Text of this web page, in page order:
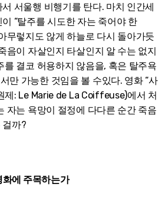
서울행 비행기를 탄다. 마치 인간세
“탈주를 시도한 자는 죽어야 한
무렇지도 않게 하늘로 다시 돌아가듯
음이 자살인지 타살인지 알 수는 없지
를 결코 허용하지 않음을, 혹은 탈주욕
만 가능한 것임을 볼 수있다. 영화 “사
제: Le Marie de La Coiffeuse)에서 처
자는 욕망이 절정에 다다른 순간 죽음
걸까?
화에 주목하는가